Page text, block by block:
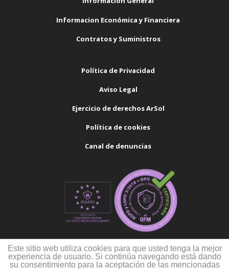
Informacion Económica y Financiera
Contratos y Suministros
Política de Privacidad
Aviso Legal
Ejercicio de derechos ArSol
Política de cookies
Canal de denuncias
Este sitio web utiliza cookies para que usted tenga la mejor
experiencia de usuario. Si continúa navegando está dando
su consentimiento para la aceptación de las mencionadas